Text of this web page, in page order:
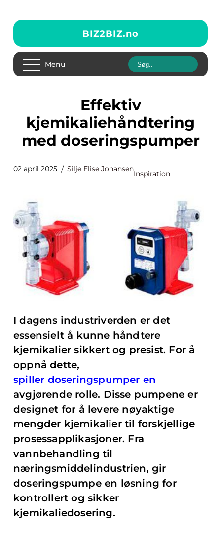
BIZ2BIZ.no
Menu
Effektiv
kjemikaliehåndtering
med doseringspumper
02 april 2025 Silje Elise Johansen
Inspiration
I dagens industriverden er det
essensielt å kunne håndtere
kjemikalier sikkert og presist. For å
oppnå dette,
spiller doseringspumper en
avgjørende rolle. Disse pumpene er
designet for å levere nøyaktige
mengder kjemikalier til forskjellige
prosessapplikasjoner. Fra
vannbehandling til
næringsmiddelindustrien, gir
doseringspumpe en løsning for
kontrollert og sikker
kjemikaliedosering.